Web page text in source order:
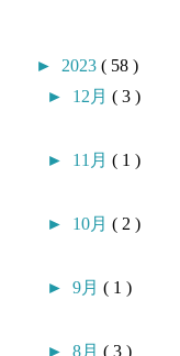
► 2023( 58 )
► 12月( 3 )
► 11月( 1 )
► 10月( 2 )
►9月( 1 )
►8月( 3 )